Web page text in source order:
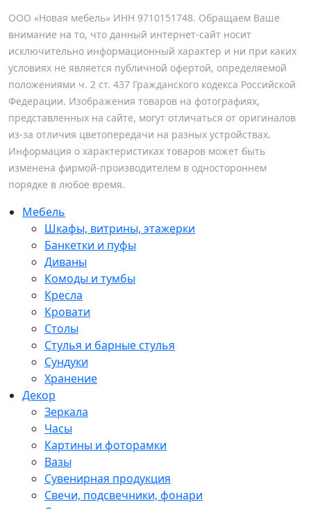
ООО «Новая мебель» ИНН 9710151748. Обращаем Ваше
внимание на то, что данный интернет-сайт носит
исключительно информационный характер и ни при каких
условиях не является публичной офертой, определяемой
положениями ч. 2 ст. 437 Гражданского кодекса Российской
Федерации. Изображения товаров на фотографиях,
представленных на сайте, могут отличаться от оригиналов
из-за отличия цветопередачи на разных устройствах.
Информация о характеристиках товаров может быть
изменена фирмой-производителем в одностороннем
порядке в любое время.
Мебель
Шкафы, витрины, этажерки
Банкетки и пуфы
Диваны
Комоды и тумбы
Кресла
Кровати
Столы
Стулья и барные стулья
Сундуки
Хранение
Декор
Зеркала
Часы
Картины и фоторамки
Вазы
Сувенирная продукция
Свечи, подсвечники, фонари